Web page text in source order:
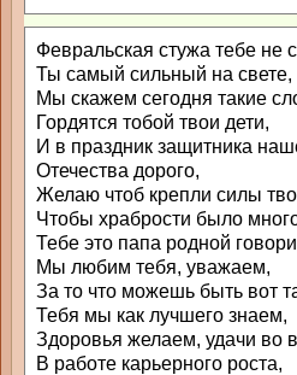
Февральская стужа тебе не
Ты самый сильный на свете,
Мы скажем сегодня такие
Гордятся тобой твои дети,
И в праздник защитника
Отечества дорого,
Желаю чтоб крепли силы
Чтобы храбрости было
Тебе это папа родной
Мы любим тебя, уважаем,
За то что можешь быть вот
Тебя мы как лучшего знаем,
Здоровья желаем, удачи во
В работе карьерного роста,